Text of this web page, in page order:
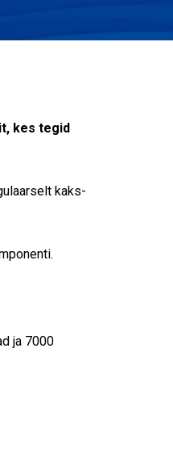
kes tegid
kaks-
ja 7000